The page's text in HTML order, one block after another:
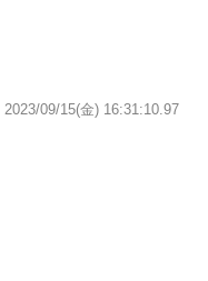
2023/09/15(金) 16:31:10.97